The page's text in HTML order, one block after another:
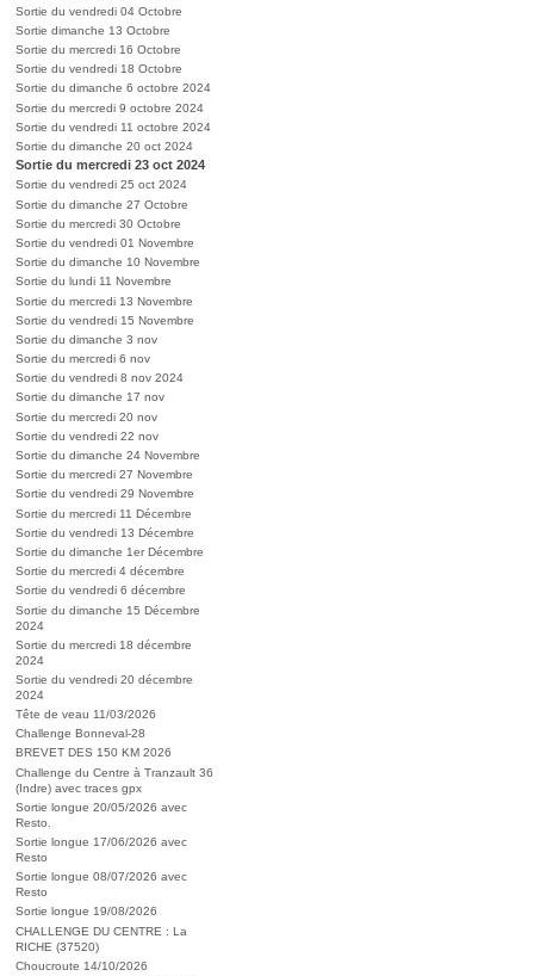
Sortie du vendredi 04 Octobre
Sortie dimanche 13 Octobre
Sortie du mercredi 16 Octobre
Sortie du vendredi 18 Octobre
Sortie du dimanche 6 octobre 2024
Sortie du mercredi 9 octobre 2024
Sortie du vendredi 11 octobre 2024
Sortie du dimanche 20 oct 2024
Sortie du mercredi 23 oct 2024
Sortie du vendredi 25 oct 2024
Sortie du dimanche 27 Octobre
Sortie du mercredi 30 Octobre
Sortie du vendredi 01 Novembre
Sortie du dimanche 10 Novembre
Sortie du lundi 11 Novembre
Sortie du mercredi 13 Novembre
Sortie du vendredi 15 Novembre
Sortie du dimanche 3 nov
Sortie du mercredi 6 nov
Sortie du vendredi 8 nov 2024
Sortie du dimanche 17 nov
Sortie du mercredi 20 nov
Sortie du vendredi 22 nov
Sortie du dimanche 24 Novembre
Sortie du mercredi 27 Novembre
Sortie du vendredi 29 Novembre
Sortie du mercredi 11 Décembre
Sortie du vendredi 13 Décembre
Sortie du dimanche 1er Décembre
Sortie du mercredi 4 décembre
Sortie du vendredi 6 décembre
Sortie du dimanche 15 Décembre
2024
Sortie du mercredi 18 décembre
2024
Sortie du vendredi 20 décembre
2024
Tête de veau 11/03/2026
Challenge Bonneval-28
BREVET DES 150 KM 2026
Challenge du Centre à Tranzault 36
(Indre) avec traces gpx
Sortie longue 20/05/2026 avec
Resto.
Sortie longue 17/06/2026 avec
Resto
Sortie longue 08/07/2026 avec
Resto
Sortie longue 19/08/2026
CHALLENGE DU CENTRE : La
RICHE (37520)
Choucroute 14/10/2026